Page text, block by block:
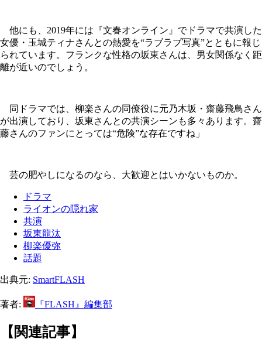
他にも、2019年には『文春オンライン』でドラマで共演した
女優・玉城ティナさんとの熱愛を“ラブラブ写真”とともに報じ
られています。フランクな性格の坂東さんは、男女関係なく距
離が近いのでしょう。
同ドラマでは、柳楽さんの同僚役に元乃木坂・齋藤飛鳥さん
が出演しており、坂東さんとの共演シーンも多々あります。齋
藤さんのファンにとっては“危険”な存在ですね」
芸の肥やしになるのなら、大歓迎とはいかないものか。
ドラマ
ライオンの隠れ家
共演
坂東龍汰
柳楽優弥
話題
出典元: SmartFLASH
著者: 『FLASH』編集部
【関連記事】